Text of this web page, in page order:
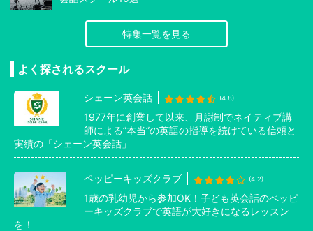
特集一覧を見る
よく探されるスクール
シェーン英会話 (4.8)
1977年に創業して以来、月謝制でネイティブ講
師による”本当”の英語の指導を続けている信頼と
実績の「シェーン英会話」
ペッピーキッズクラブ (4.2)
1歳の乳幼児から参加OK！子ども英会話のペッピ
ーキッズクラブで英語が大好きになるレッスン
を！